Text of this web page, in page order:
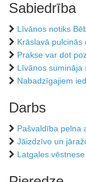
Sabiedrība
Līvānos notiks
Krāslavā pulcinās
Prakse var dot
Līvānos sumināja
Nabadzīgajiem
Darbs
Pašvaldība pelna
Jāizdzīvo un
Latgales